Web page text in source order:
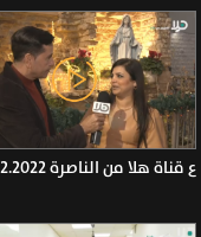
ع قناة هلا من الناصرة 13.12.2022